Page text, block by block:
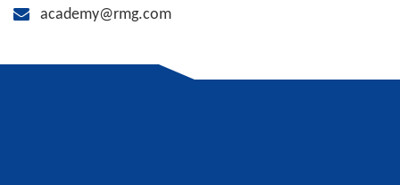
academy@rmg.com